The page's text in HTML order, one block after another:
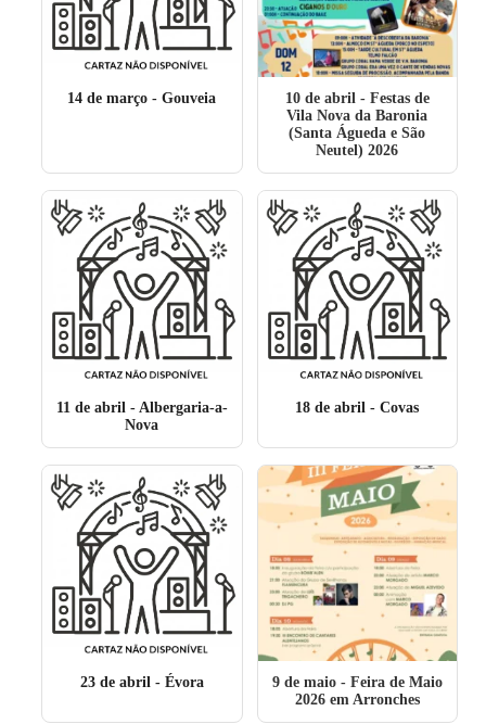
14 de março - Gouveia 10 de abril- Festas de
Vila Nova da Baronia
(Santa Águeda e São
Neutel) 2026
11 de abril- Albergaria-a-
Nova
18 de abril - Covas
23 de abril- Évora 9 de maio- Feira de Maio
2026 em Arronches